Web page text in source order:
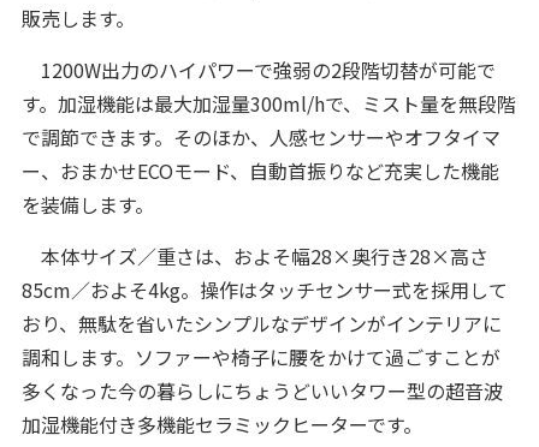
販売します。
1200W出力のハイパワーで強弱の2段階切替が可能で
す。加湿機能は最大加湿量300ml/hで、ミスト量を無段階
で調節できます。そのほか、人感センサーやオフタイマ
ー、おまかせECOモード、自動首振りなど充実した機能
を装備します。
本体サイズ／重さは、およそ幅28×奥行き28×高さ
85cm／およそ4kg。操作はタッチセンサー式を採用して
おり、無駄を省いたシンプルなデザインがインテリアに
調和します。ソファーや椅子に腰をかけて過ごすことが
多くなった今の暮らしにちょうどいいタワー型の超音波
加湿機能付き多機能セラミックヒーターです。